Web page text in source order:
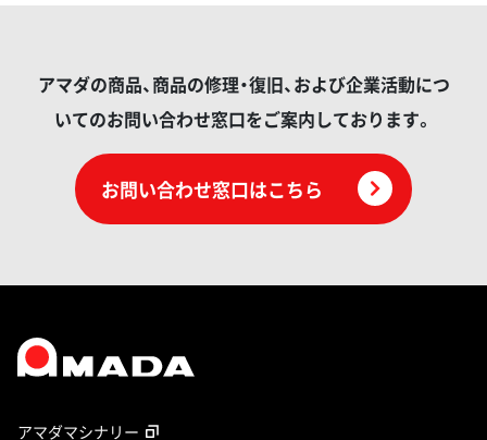
アマダの商品、商品の修理・復旧、および企業活動につ
いてのお問い合わせ窓口をご案内しております。
お問い合わせ窓口はこちら
アマダマシナリー